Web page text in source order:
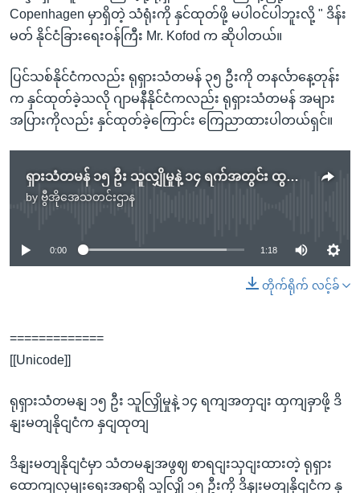
Copenhagen မှာရှိတဲ့ သံရုံးကို နှင်ထုတ်ဖို့ မပါဝင်ပါဘူးလို့ " ဒိန်း
မတ် နိုင်ငံခြားရေးဝန်ကြီး Mr. Kofod က ဆိုပါတယ်။
ပြင်သစ်နိုင်ငံကလည်း ရုရှားသံတမန် ၃၅ ဦးကို တနင်္လာနေ့တုန်း
က နှင်ထုတ်ခဲ့သလို ဂျာမနီနိုင်ငံကလည်း ရုရှားသံတမန် အများ
အပြားကိုလည်း နှင်ထုတ်ခဲ့ကြောင်း ကြေညာထားပါတယ်ရှင်။
ရှားသံတမန် ၁၅ ဦး သူလျှိုမှုနဲ့ ၁၄ ရက်အတွင်း ထွက်ခွာဖို့ ဒိန်းမတ်နိုင်ငံက နှင်ထုတ်
by ဗွီအိုအေသတင်းဌာန
No media source currently available
0:00 1:18
တိုက်ရိုက် လင့်ခ်
=============
[[Unicode]]
ရုရှားသံတမနျ ၁၅ ဦး သူလြှိုမှုနဲ့ ၁၄ ရကျအတှငျး ထှကျခှာဖို့ ဒိ
နျးမတျနိုငျငံက နှငျထုတျ
ဒိနျးမတျနိုငျငံမှာ သံတမနျအဖွဈ စာရငျးသှငျးထားတဲ့ ရုရှား
ထောကျလှမျးရေးအရာရှိ သူလြှို ၁၅ ဦးကို ဒိနျးမတျနိုငျငံက နှ